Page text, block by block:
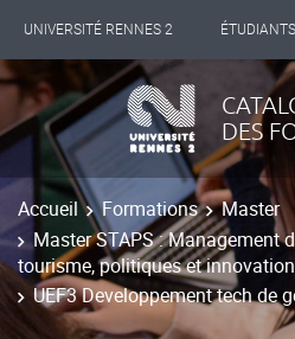
UNIVERSITÉ RENNES 2 ÉTUDIANTS
INTERNATIONAL PROFESSIONNELS
LES NOUVELLES DE RENNES 2
DES
Accueil Formations
Master
Master STAPS : Management
tourisme, politiques et
UEF3 Developpement tech de